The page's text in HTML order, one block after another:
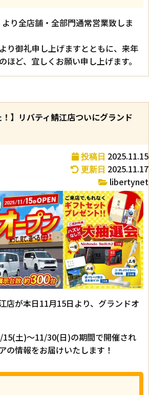
り全店舗・全部門通常営業致しま
り御礼申し上げますとともに、来年
ほど、宜しくお願い申し上げます。
！】リバティ鯖江店ついにグランド
投稿日 2025.11.15
更新日 2025.11.17
libertynet
店が本日11月15日より、グランドオ
15(土)～11/30(日)の期間で開催され
の情報をお届けいたします！